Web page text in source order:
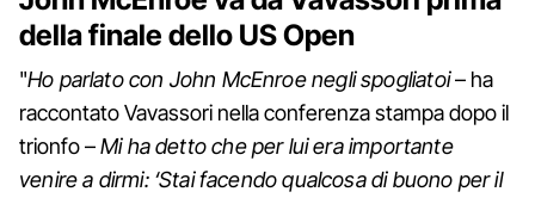
della finale dello US Open
"Ho parlato con John McEnroe negli spogliatoi– ha
raccontato Vavassori nella conferenza stampa dopo il
trionfo –Mi ha detto che per lui era importante
venire a dirmi: ‘Stai facendo qualcosa di buono per il